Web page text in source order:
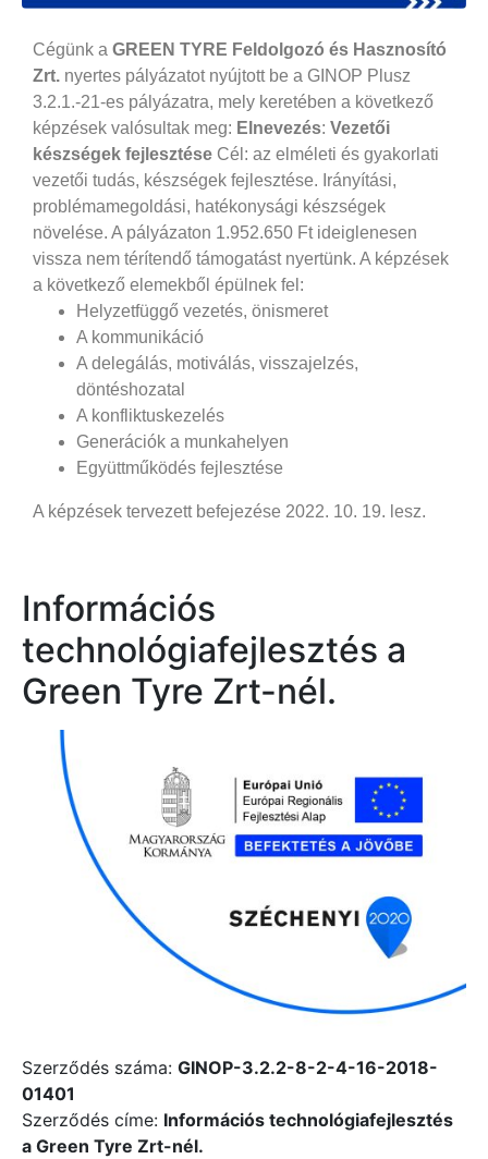
Cégünk a GREEN TYRE Feldolgozó és Hasznosító
Zrt. nyertes pályázatot nyújtott be a GINOP Plusz
3.2.1.-21-es pályázatra, mely keretében a következő
képzések valósultak meg: Elnevezés: Vezetői
készségek fejlesztése Cél: az elméleti és gyakorlati
vezetői tudás, készségek fejlesztése. Irányítási,
problémamegoldási, hatékonysági készségek
növelése. A pályázaton 1.952.650 Ft ideiglenesen
vissza nem térítendő támogatást nyertünk. A képzések
a következő elemekből épülnek fel:
Helyzetfüggő vezetés, önismeret
A kommunikáció
A delegálás, motiválás, visszajelzés,
döntéshozatal
A konfliktuskezelés
Generációk a munkahelyen
Együttműködés fejlesztése
A képzések tervezett befejezése 2022. 10. 19. lesz.
Információs
technológiafejlesztés a
Green Tyre Zrt-nél.
Szerződés száma: GINOP-3.2.2-8-2-4-16-2018-
01401
Szerződés címe: Információs technológiafejlesztés
a Green Tyre Zrt-nél.